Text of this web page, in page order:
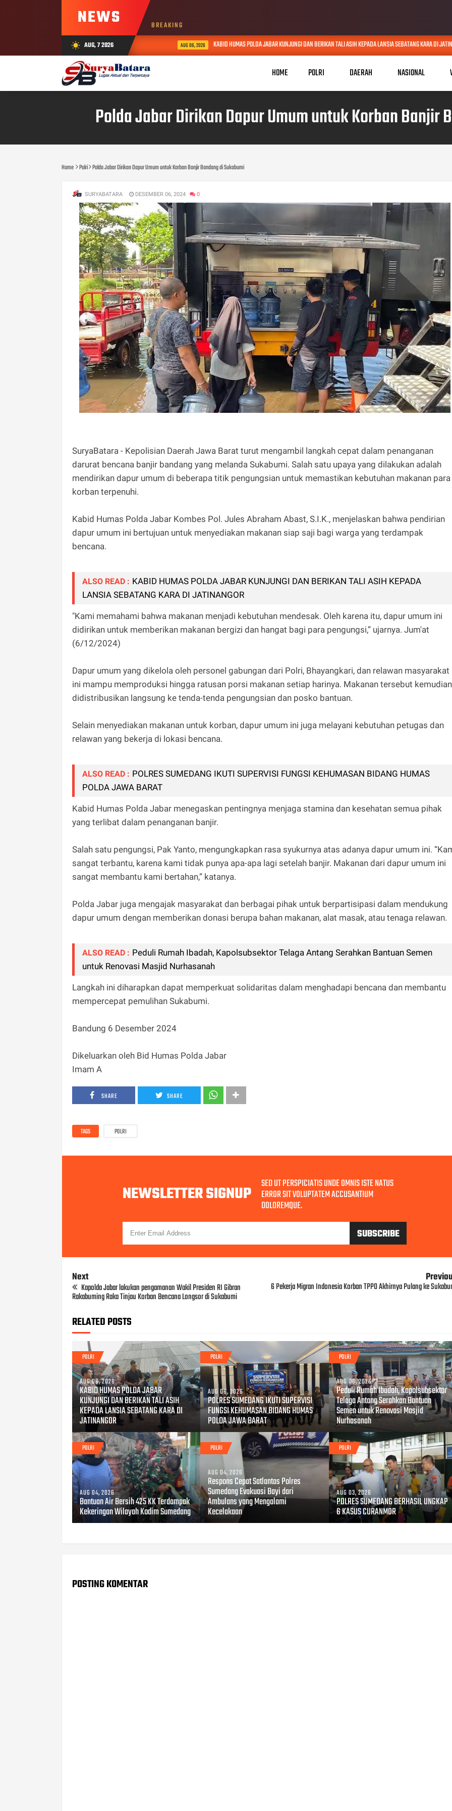
NEWS BREAKING
wb_sunny AUG, 7 2026 AUG 06, 2026 KABID HUMAS POLDA JABAR KUNJUNGI DAN BERIKAN TALI ASIH KEPADA LANSIA SEBATANG KARA DI
HOME POLRI DAERAH NASIONAL
Polda Jabar Dirikan Dapur Umum untuk Korban Banjir
Home Polri Polda Jabar Dirikan Dapur Umum untuk Korban Banjir Bandang di Sukabumi
SURYABATARA DESEMBER 06, 2024 0
SuryaBatara - Kepolisian Daerah Jawa Barat turut mengambil langkah cepat dalam penanganan
darurat bencana banjir bandang yang melanda Sukabumi. Salah satu upaya yang dilakukan adalah
mendirikan dapur umum di beberapa titik pengungsian untuk memastikan kebutuhan makanan para
korban terpenuhi.
Kabid Humas Polda Jabar Kombes Pol. Jules Abraham Abast, S.I.K., menjelaskan bahwa pendirian
dapur umum ini bertujuan untuk menyediakan makanan siap saji bagi warga yang terdampak
bencana.
ALSO READ : KABID HUMAS POLDA JABAR KUNJUNGI DAN BERIKAN TALI ASIH KEPADA
LANSIA SEBATANG KARA DI JATINANGOR
"Kami memahami bahwa makanan menjadi kebutuhan mendesak. Oleh karena itu, dapur umum ini
didirikan untuk memberikan makanan bergizi dan hangat bagi para pengungsi,” ujarnya. Jum'at
(6/12/2024)
Dapur umum yang dikelola oleh personel gabungan dari Polri, Bhayangkari, dan relawan masyarakat
ini mampu memproduksi hingga ratusan porsi makanan setiap harinya. Makanan tersebut kemudian
didistribusikan langsung ke tenda-tenda pengungsian dan posko bantuan.
Selain menyediakan makanan untuk korban, dapur umum ini juga melayani kebutuhan petugas dan
relawan yang bekerja di lokasi bencana.
ALSO READ : POLRES SUMEDANG IKUTI SUPERVISI FUNGSI KEHUMASAN BIDANG HUMAS
POLDA JAWA BARAT
Kabid Humas Polda Jabar menegaskan pentingnya menjaga stamina dan kesehatan semua pihak
yang terlibat dalam penanganan banjir.
Salah satu pengungsi, Pak Yanto, mengungkapkan rasa syukurnya atas adanya dapur umum ini.
sangat terbantu, karena kami tidak punya apa-apa lagi setelah banjir. Makanan dari dapur umum ini
sangat membantu kami bertahan,” katanya.
Polda Jabar juga mengajak masyarakat dan berbagai pihak untuk berpartisipasi dalam mendukung
dapur umum dengan memberikan donasi berupa bahan makanan, alat masak, atau tenaga relawan.
ALSO READ : Peduli Rumah Ibadah, Kapolsubsektor Telaga Antang Serahkan Bantuan Semen
untuk Renovasi Masjid Nurhasanah
Langkah ini diharapkan dapat memperkuat solidaritas dalam menghadapi bencana dan membantu
mempercepat pemulihan Sukabumi.
Bandung 6 Desember 2024
Dikeluarkan oleh Bid Humas Polda Jabar
Imam A
SHARE SHARE
TAGS POLRI
NEWSLETTER SIGNUP SED UT PERSPICIATIS UNDE OMNIS ISTE NATUS
ERROR SIT VOLUPTATEM ACCUSANTIUM
DOLOREMQUE.
Next
Kapolda Jabar lakukan pengamanan Wakil Presiden RI Gibran
Rakabuming Raka Tinjau Korban Bencana Longsor di Sukabumi
6 Pekerja Migran Indonesia Korban TPPO Akhirnya Pulang ke
RELATED POSTS
POLRI
AUG 06, 2026
KABID HUMAS POLDA JABAR
KUNJUNGI DAN BERIKAN TALI ASIH
KEPADA LANSIA SEBATANG KARA DI
JATINANGOR
POLRI
AUG 06, 2026
POLRES SUMEDANG IKUTI SUPERVISI
FUNGSI KEHUMASAN BIDANG HUMAS
POLDA JAWA BARAT
POLRI
AUG 06, 2026
Peduli Rumah Ibadah, Kapolsubsektor
Telaga Antang Serahkan Bantuan
Semen untuk Renovasi Masjid
Nurhasanah
POLRI
AUG 04, 2026
Bantuan Air Bersih 425 KK Terdampak
Kekeringan Wilayah Kodim Sumedang
POLRI
AUG 04, 2026
Respons Cepat Satlantas Polres
Sumedang Evakuasi Bayi dari
Ambulans yang Mengalami
Kecelakaan
POLRI
AUG 03, 2026
POLRES SUMEDANG BERHASIL UNGKAP
6 KASUS CURANMOR
POSTING KOMENTAR